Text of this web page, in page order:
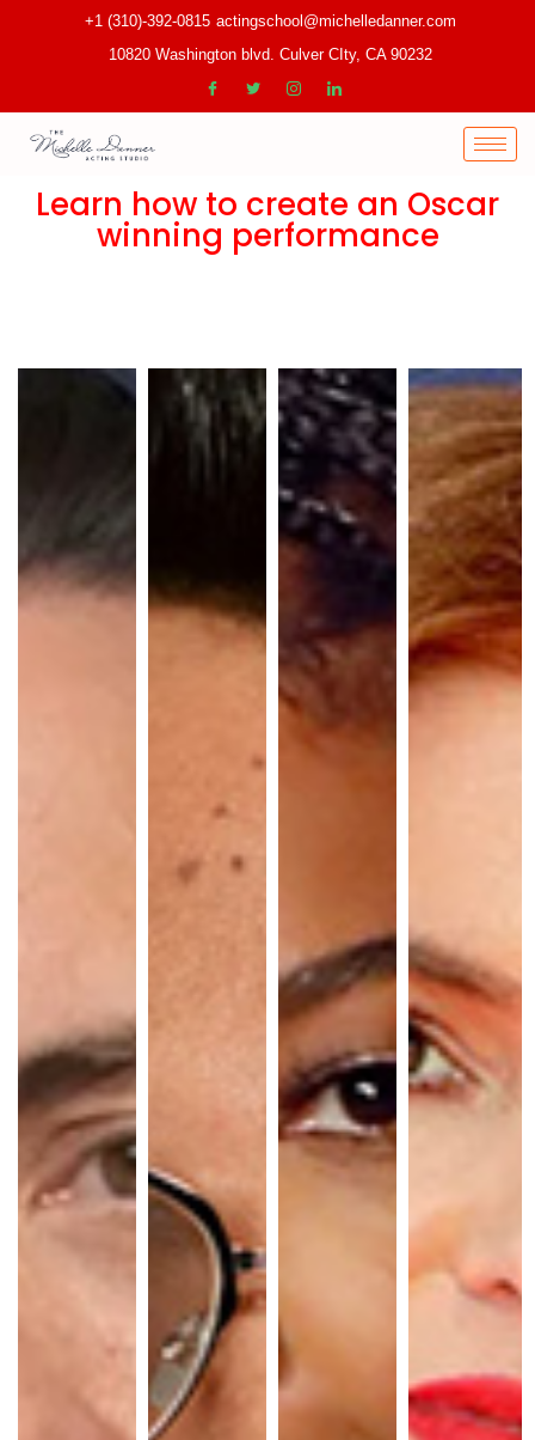
+1 (310)-392-0815 actingschool@michelledanner.com
10820 Washington blvd. Culver CIty, CA 90232
Learn how to create an Oscar
winning performance